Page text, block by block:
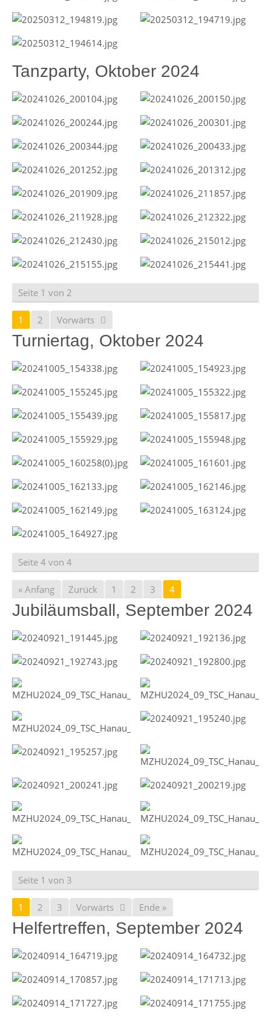
Tanzparty, Oktober 2024
Seite 1 von 2
1 2 Vorwärts
Turniertag, Oktober 2024
Seite 4 von 4
« Anfang Zurück 1 2 3 4
Jubiläumsball, September 2024
Seite 1 von 3
1 2 3 Vorwärts Ende »
Helfertreffen, September 2024